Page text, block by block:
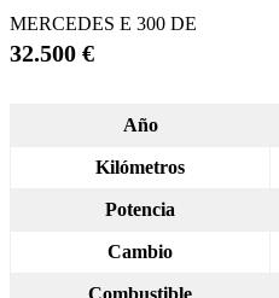
MERCEDES E 300 DE
32.500 €
Año
Kilómetros
Potencia
Cambio
Combustible